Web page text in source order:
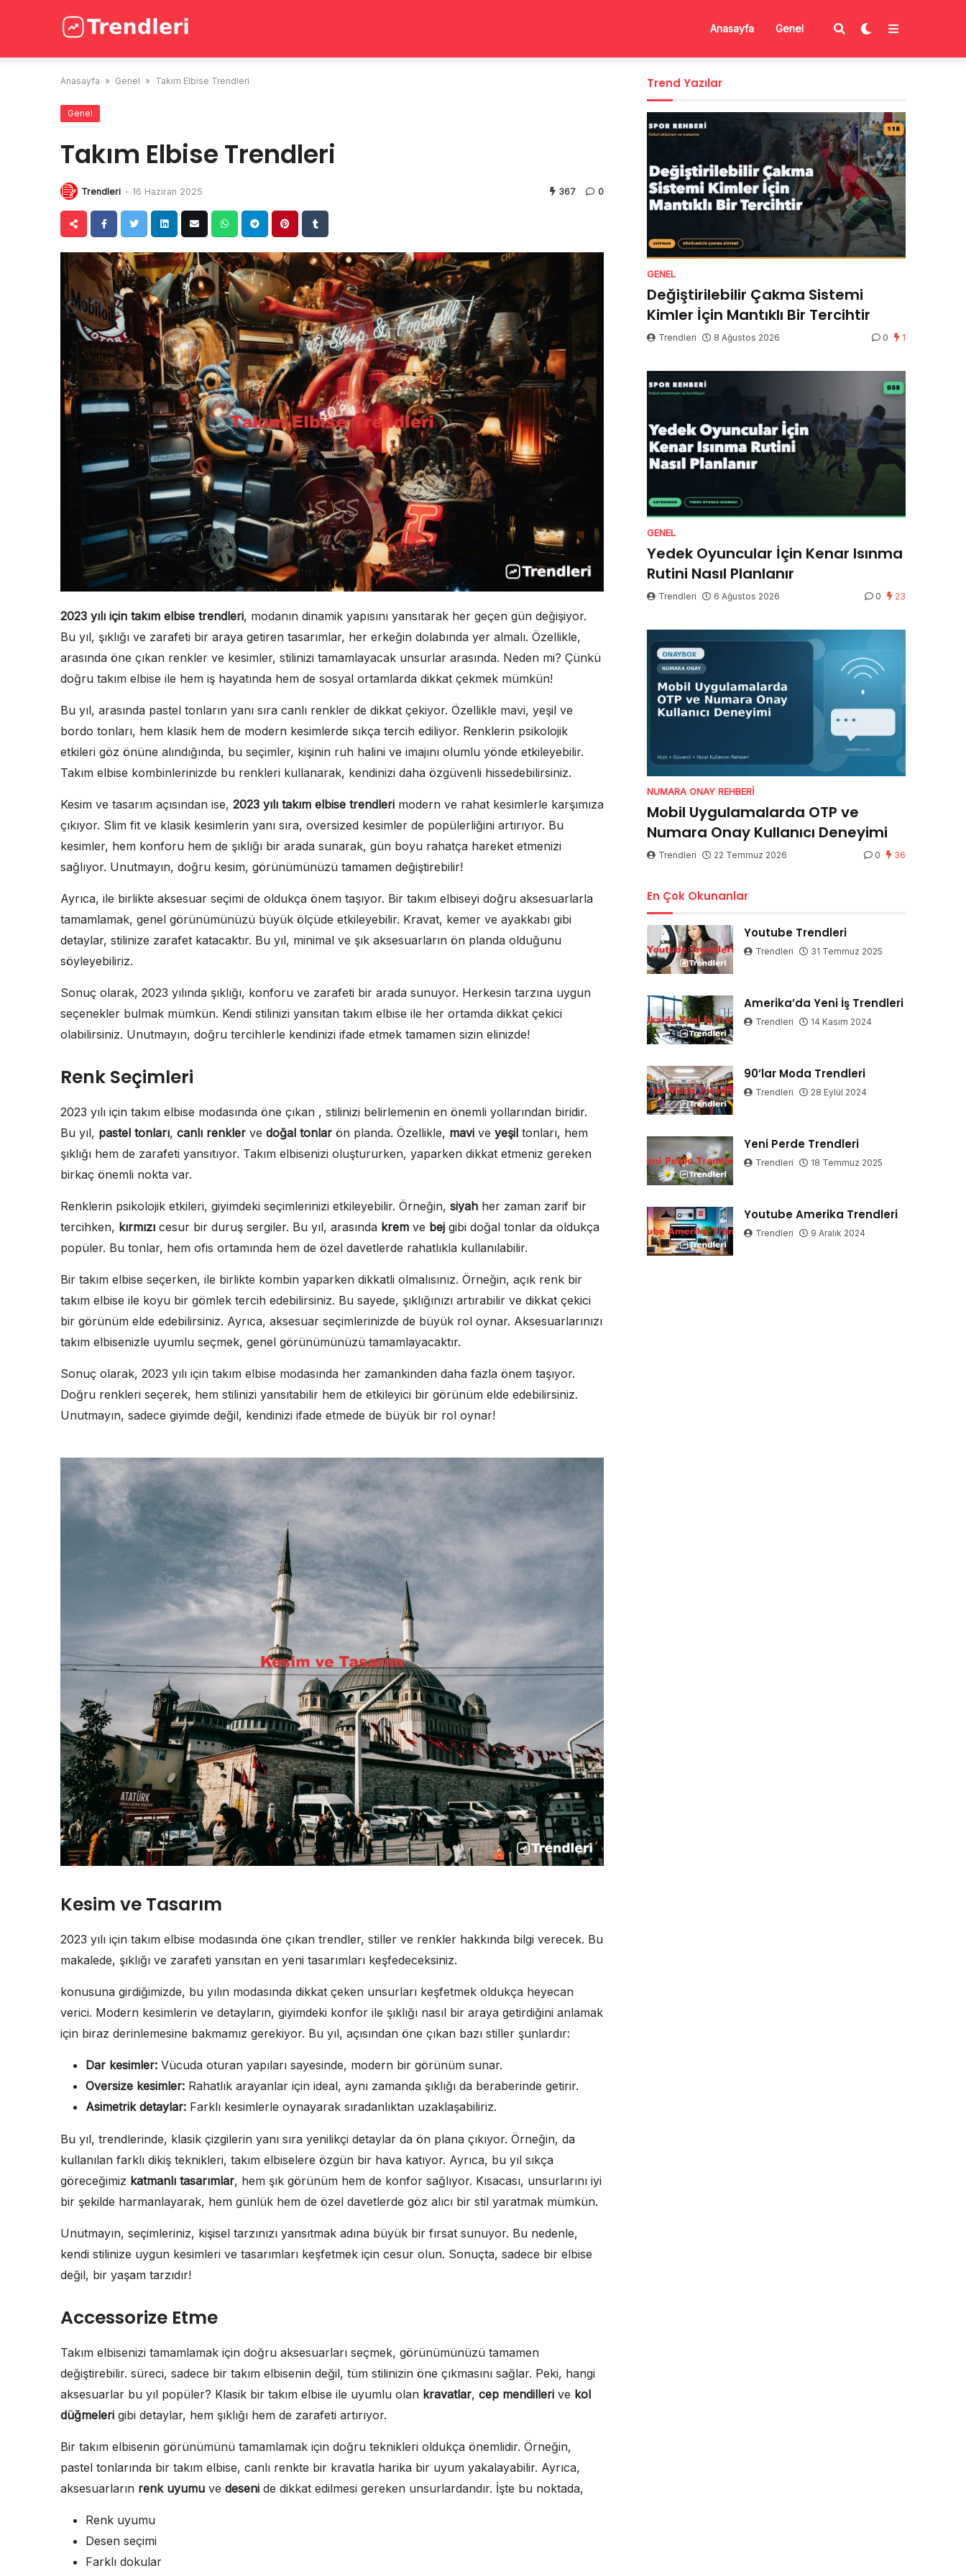
Anasayfa Genel
Anasayfa » Genel » Takım Elbise Trendleri
Genel
Takım Elbise Trendleri
Trendleri - 16 Haziran 2025 367 0
2023 yılı için takım elbise trendleri, modanın dinamik yapısını yansıtarak her geçen gün değişiyor.
Bu yıl, şıklığı ve zarafeti bir araya getiren tasarımlar, her erkeğin dolabında yer almalı. Özellikle,
arasında öne çıkan renkler ve kesimler, stilinizi tamamlayacak unsurlar arasında. Neden mi? Çünkü
doğru takım elbise ile hem iş hayatında hem de sosyal ortamlarda dikkat çekmek mümkün!
Bu yıl, arasında pastel tonların yanı sıra canlı renkler de dikkat çekiyor. Özellikle mavi, yeşil ve
bordo tonları, hem klasik hem de modern kesimlerde sıkça tercih ediliyor. Renklerin psikolojik
etkileri göz önüne alındığında, bu seçimler, kişinin ruh halini ve imajını olumlu yönde etkileyebilir.
Takım elbise kombinlerinizde bu renkleri kullanarak, kendinizi daha özgüvenli hissedebilirsiniz.
Kesim ve tasarım açısından ise, 2023 yılı takım elbise trendleri modern ve rahat kesimlerle karşımıza
çıkıyor. Slim fit ve klasik kesimlerin yanı sıra, oversized kesimler de popülerliğini artırıyor. Bu
kesimler, hem konforu hem de şıklığı bir arada sunarak, gün boyu rahatça hareket etmenizi
sağlıyor. Unutmayın, doğru kesim, görünümünüzü tamamen değiştirebilir!
Ayrıca, ile birlikte aksesuar seçimi de oldukça önem taşıyor. Bir takım elbiseyi doğru aksesuarlarla
tamamlamak, genel görünümünüzü büyük ölçüde etkileyebilir. Kravat, kemer ve ayakkabı gibi
detaylar, stilinize zarafet katacaktır. Bu yıl, minimal ve şık aksesuarların ön planda olduğunu
söyleyebiliriz.
Sonuç olarak, 2023 yılında şıklığı, konforu ve zarafeti bir arada sunuyor. Herkesin tarzına uygun
seçenekler bulmak mümkün. Kendi stilinizi yansıtan takım elbise ile her ortamda dikkat çekici
olabilirsiniz. Unutmayın, doğru tercihlerle kendinizi ifade etmek tamamen sizin elinizde!
Renk Seçimleri
2023 yılı için takım elbise modasında öne çıkan , stilinizi belirlemenin en önemli yollarından biridir.
Bu yıl, pastel tonları, canlı renkler ve doğal tonlar ön planda. Özellikle, mavi ve yeşil tonları, hem
şıklığı hem de zarafeti yansıtıyor. Takım elbisenizi oluştururken, yaparken dikkat etmeniz gereken
birkaç önemli nokta var.
Renklerin psikolojik etkileri, giyimdeki seçimlerinizi etkileyebilir. Örneğin, siyah her zaman zarif bir
tercihken, kırmızı cesur bir duruş sergiler. Bu yıl, arasında krem ve bej gibi doğal tonlar da oldukça
popüler. Bu tonlar, hem ofis ortamında hem de özel davetlerde rahatlıkla kullanılabilir.
Bir takım elbise seçerken, ile birlikte kombin yaparken dikkatli olmalısınız. Örneğin, açık renk bir
takım elbise ile koyu bir gömlek tercih edebilirsiniz. Bu sayede, şıklığınızı artırabilir ve dikkat çekici
bir görünüm elde edebilirsiniz. Ayrıca, aksesuar seçimlerinizde de büyük rol oynar. Aksesuarlarınızı
takım elbisenizle uyumlu seçmek, genel görünümünüzü tamamlayacaktır.
Sonuç olarak, 2023 yılı için takım elbise modasında her zamankinden daha fazla önem taşıyor.
Doğru renkleri seçerek, hem stilinizi yansıtabilir hem de etkileyici bir görünüm elde edebilirsiniz.
Unutmayın, sadece giyimde değil, kendinizi ifade etmede de büyük bir rol oynar!
Kesim ve Tasarım
2023 yılı için takım elbise modasında öne çıkan trendler, stiller ve renkler hakkında bilgi verecek. Bu
makalede, şıklığı ve zarafeti yansıtan en yeni tasarımları keşfedeceksiniz.
konusuna girdiğimizde, bu yılın modasında dikkat çeken unsurları keşfetmek oldukça heyecan
verici. Modern kesimlerin ve detayların, giyimdeki konfor ile şıklığı nasıl bir araya getirdiğini anlamak
için biraz derinlemesine bakmamız gerekiyor. Bu yıl, açısından öne çıkan bazı stiller şunlardır:
Dar kesimler: Vücuda oturan yapıları sayesinde, modern bir görünüm sunar.
Oversize kesimler: Rahatlık arayanlar için ideal, aynı zamanda şıklığı da beraberinde getirir.
Asimetrik detaylar: Farklı kesimlerle oynayarak sıradanlıktan uzaklaşabiliriz.
Bu yıl, trendlerinde, klasik çizgilerin yanı sıra yenilikçi detaylar da ön plana çıkıyor. Örneğin, da
kullanılan farklı dikiş teknikleri, takım elbiselere özgün bir hava katıyor. Ayrıca, bu yıl sıkça
göreceğimiz katmanlı tasarımlar, hem şık görünüm hem de konfor sağlıyor. Kısacası, unsurlarını iyi
bir şekilde harmanlayarak, hem günlük hem de özel davetlerde göz alıcı bir stil yaratmak mümkün.
Unutmayın, seçimleriniz, kişisel tarzınızı yansıtmak adına büyük bir fırsat sunuyor. Bu nedenle,
kendi stilinize uygun kesimleri ve tasarımları keşfetmek için cesur olun. Sonuçta, sadece bir elbise
değil, bir yaşam tarzıdır!
Accessorize Etme
Takım elbisenizi tamamlamak için doğru aksesuarları seçmek, görünümünüzü tamamen
değiştirebilir. süreci, sadece bir takım elbisenin değil, tüm stilinizin öne çıkmasını sağlar. Peki, hangi
aksesuarlar bu yıl popüler? Klasik bir takım elbise ile uyumlu olan kravatlar, cep mendilleri ve kol
düğmeleri gibi detaylar, hem şıklığı hem de zarafeti artırıyor.
Bir takım elbisenin görünümünü tamamlamak için doğru teknikleri oldukça önemlidir. Örneğin,
pastel tonlarında bir takım elbise, canlı renkte bir kravatla harika bir uyum yakalayabilir. Ayrıca,
aksesuarların renk uyumu ve deseni de dikkat edilmesi gereken unsurlardandır. İşte bu noktada,
Renk uyumu
Desen seçimi
Farklı dokular
Trend Yazılar
GENEL
Değiştirilebilir Çakma Sistemi
Kimler İçin Mantıklı Bir Tercihtir
Trendleri 8 Ağustos 2026 0 1
GENEL
Yedek Oyuncular İçin Kenar Isınma
Rutini Nasıl Planlanır
Trendleri 6 Ağustos 2026 0 23
NUMARA ONAY REHBERI
Mobil Uygulamalarda OTP ve
Numara Onay Kullanıcı Deneyimi
Trendleri 22 Temmuz 2026 0 36
En Çok Okunanlar
Youtube Trendleri
Trendleri 31 Temmuz 2025
Amerika’da Yeni İş Trendleri
Trendleri 14 Kasım 2024
90’lar Moda Trendleri
Trendleri 28 Eylül 2024
Yeni Perde Trendleri
Trendleri 18 Temmuz 2025
Youtube Amerika Trendleri
Trendleri 9 Aralık 2024